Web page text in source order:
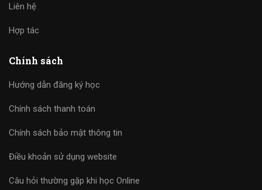
Liên hệ
Hợp tác
Chính sách
Hướng dẫn đăng ký học
Chính sách thanh toán
Chính sách bảo mật thông tin
Điều khoản sử dụng website
Câu hỏi thường gặp khi học Online